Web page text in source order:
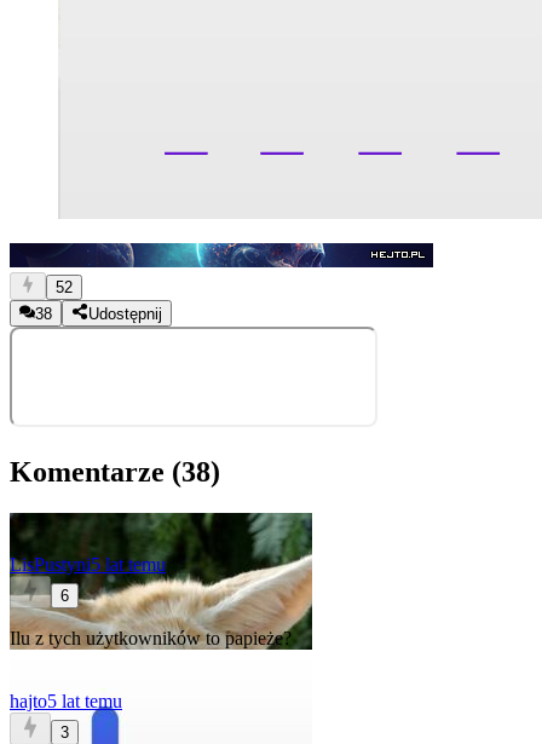
52
38
Udostępnij
Komentarze (38)
LisPustyni5 lat temu
6
Ilu z tych użytkowników to papieże?
hajto5 lat temu
3